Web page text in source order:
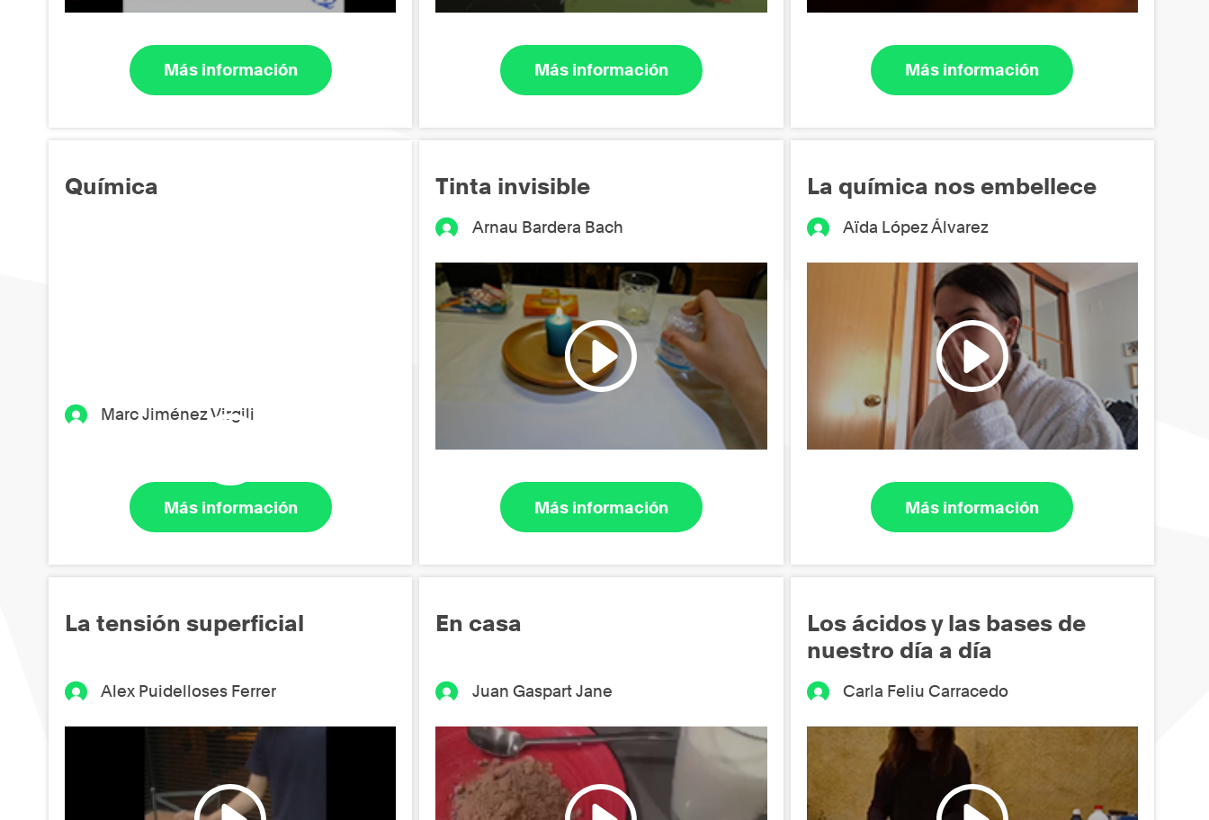
Más información Más información Más información
Química
Marc Jiménez Virgili
Más información
Tinta invisible
Arnau Bardera Bach
Más información
La química nos embellece
Aïda López Álvarez
Más información
La tensión superficial
Alex Puidelloses Ferrer
En casa
Juan Gaspart Jane
Los ácidos y las bases de
nuestro día a día
Carla Feliu Carracedo